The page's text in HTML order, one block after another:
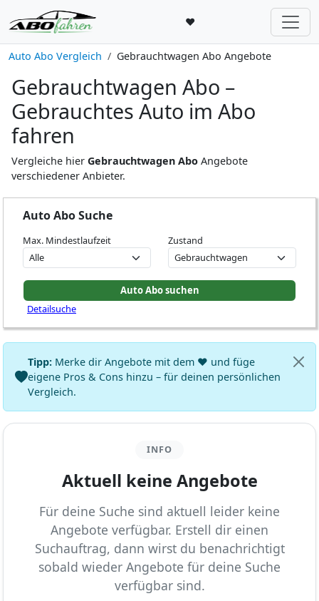
♥
Auto Abo Vergleich Gebrauchtwagen Abo Angebote
Gebrauchtwagen Abo –
Gebrauchtes Auto im Abo
fahren
Vergleiche hier Gebrauchtwagen Abo Angebote
verschiedener Anbieter.
Auto Abo Suche
Max. Mindestlaufzeit Zustand
Detailsuche
Tipp: Merke dir Angebote mit dem ♥ und füge
eigene Pros & Cons hinzu – für deinen persönlichen
Vergleich.
INFO
Aktuell keine Angebote
Für deine Suche sind aktuell leider keine
Angebote verfügbar. Erstell dir einen
Suchauftrag, dann wirst du benachrichtigt
sobald wieder Angebote für deine Suche
verfügbar sind.